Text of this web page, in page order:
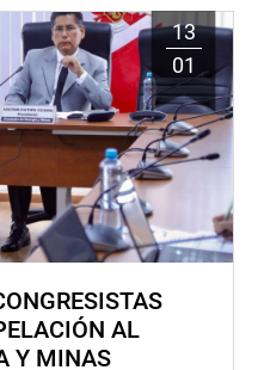
13
01
AL
Y MINAS